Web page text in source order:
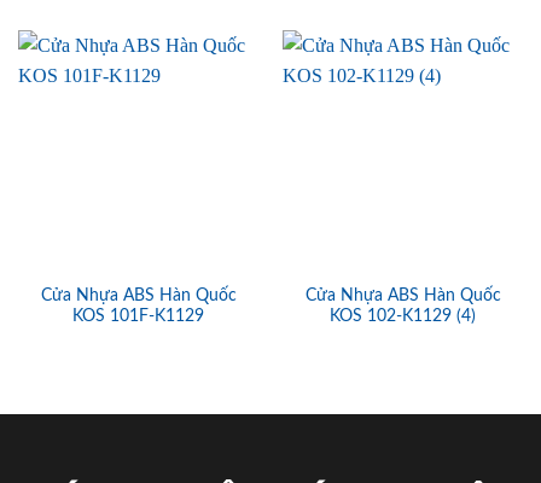
Cửa Nhựa ABS Hàn Quốc
KOS 101F-K1129
Cửa Nhựa ABS Hàn Quốc
KOS 102-K1129 (4)